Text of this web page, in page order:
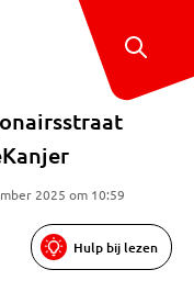
2025 om 10:59
Hulp bij lezen